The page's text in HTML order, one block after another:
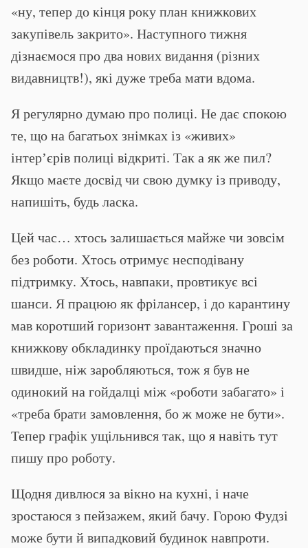
«ну, тепер до кінця року план книжкових
закупівель закрито». Наступного тижня
дізнаємося про два нових видання (різних
видавництв!), які дуже треба мати вдома.
Я регулярно думаю про полиці. Не дає спокою
те, що на багатьох знімках із «живих»
інтерʼєрів полиці відкриті. Так а як же пил?
Якщо маєте досвід чи свою думку із приводу,
напишіть, будь ласка.
Цей час… хтось залишається майже чи зовсім
без роботи. Хтось отримує несподівану
підтримку. Хтось, навпаки, провтикує всі
шанси. Я працюю як фрілансер, і до карантину
мав коротший горизонт завантаження. Гроші за
книжкову обкладинку проїдаються значно
швидше, ніж заробляються, тож я був не
одинокий на гойдалці між «роботи забагато» і
«треба брати замовлення, бо ж може не бути».
Тепер графік ущільнився так, що я навіть тут
пишу про роботу.
Щодня дивлюся за вікно на кухні, і наче
зростаюся з пейзажем, який бачу. Горою Фудзі
може бути й випадковий будинок навпроти.